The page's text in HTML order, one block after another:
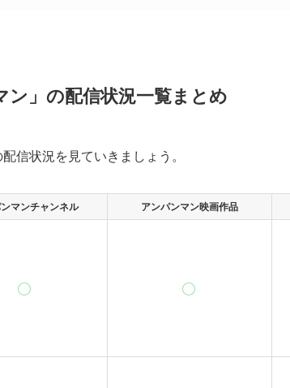
」の配信状況一覧まとめ
信状況を見ていきましょう。
マンチャンネル アンパンマン映画作品